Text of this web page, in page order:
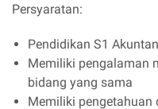
Persyaratan:
Pendidikan S1
Memiliki pengalaman
bidang yang sama
Memiliki pengetahuan